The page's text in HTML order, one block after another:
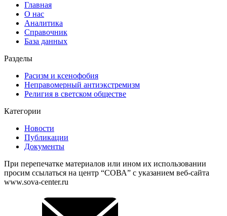
Главная
О нас
Аналитика
Справочник
База данных
Разделы
Расизм и ксенофобия
Неправомерный антиэкстремизм
Религия в светском обществе
Категории
Новости
Публикации
Документы
При перепечатке материалов или ином их использовании
просим ссылаться на центр “СОВА” с указанием веб-сайта
www.sova-center.ru